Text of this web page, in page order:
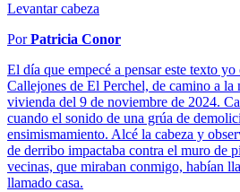
Levantar cabeza
PorPatricia Conor
El día que empecé a pensar este texto
Callejones de El Perchel, de camino a la
vivienda del 9 de noviembre de 2024.
cuando el sonido de una grúa de
ensimismamiento. Alcé la cabeza y
de derribo impactaba contra el muro de
vecinas, que miraban conmigo, habían
llamado casa.